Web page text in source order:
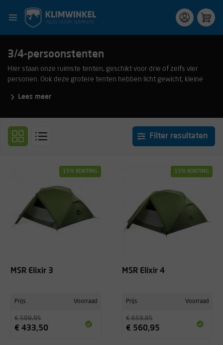
3/4-persoonstenten
Hier staan onze ruimste tenten, geschikt voor drie of zelfs vier
personen. Ook deze grotere tenten hebben licht gewicht, kleine
omstandigheden, want zo kan je sneller van de warmte in de tent
Lees meer
Filter resultaten
15% KORTING
MSR Elixir 3
Prijs Voorraad
€ 509,95
€ 433,50
15% KORTING
MSR Elixir 4
Prijs Voorraad
€ 659,95
€ 560,95